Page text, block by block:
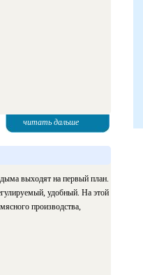
читать дальше
выходят на первый план.
удобный. На этой
производства,